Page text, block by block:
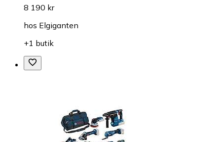
8 190 kr
hos Elgiganten
+1 butik